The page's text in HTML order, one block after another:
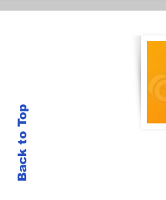
နှစ်ဖက်အကျိုးဖြစ်မယ့် တွ
ဆွေးနွေးမှုဟု ဘန်ကောက်
Back to Top